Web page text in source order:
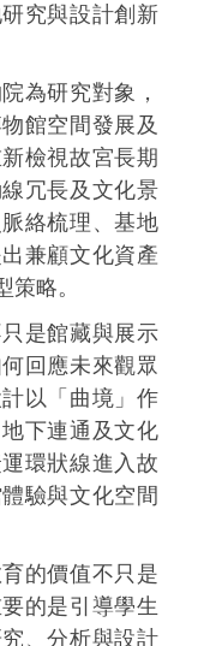
究與設計創新
為研究對象，
館空間發展及
檢視故宮長期
冗長及文化景
絡梳理、基地
兼顧文化資產
略。
是館藏與展示
回應未來觀眾
以「曲境」作
下連通及文化
環狀線進入故
驗與文化空間
的價值不只是
的是引導學生
、分析與設計